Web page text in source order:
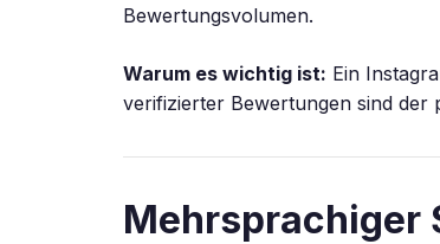
Bewertungsvolumen.
Warum es wichtig ist: Ein
verifizierter Bewertungen sind der
Mehrsprachiger